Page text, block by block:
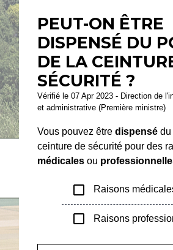
PEUT-ON ÊTRE
DISPENSÉ DU
DE LA
SÉCURITÉ ?
Vérifié le 07 Apr 2023 - Direction de
et administrative (Première ministre)
Vous pouvez êtredispensé du
ceinture de sécurité pour des
médicales ou
check_box_outline_blank Raisons
check_box_outline_blank Raisons